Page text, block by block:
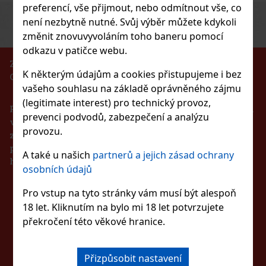
preferencí, vše přijmout, nebo odmítnout vše, co
není nezbytně nutné. Svůj výběr můžete kdykoli
změnit znovuvyvoláním toho baneru pomocí
odkazu v patičce webu.
K některým údajům a cookies přistupujeme i bez
vašeho souhlasu na základě oprávněného zájmu
(legitimate interest) pro technický provoz,
prevenci podvodů, zabezpečení a analýzu
provozu.
A také u našich partnerů a jejich zásad ochrany
osobních údajů
Pro vstup na tyto stránky vám musí být alespoň
18 let. Kliknutím na bylo mi 18 let potvrzujete
překročení této věkové hranice.
Přizpůsobit nastavení
65g
37 Kč
Novinka
Sleva: 43%
Akce
dražé dóza 64 g
žvýkačky bez cukru s osvěžující
přinášejí dlouhotrvající ovocnou chuť a
obsahuje 46 dražé a díky kompaktnímu
kanceláře, kabelky nebo batohu, takže
Do košíku
Previous Next
ZÁKAZ PRODEJE ALKOHOLICKÝCH NÁPOJŮ
OSOBÁM MLADŠÍM 18 LET!!!
Podle zákona o evidenci tržeb je prodávající povinen
vystavit kupujícímu účtenku. Zároveň je povinen
zaevidovat přijatou tržbu u správce daně online v
případě technického výpadku pak nejpozději do 48
hodin.
ZŮSTAŇTE S NÁMI
VE SPOJENÍ